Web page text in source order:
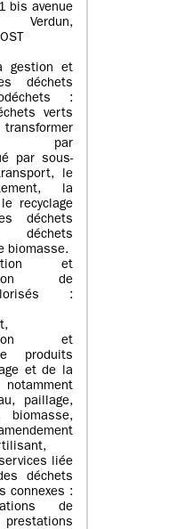
bis avenue
gestion et
déchets
:
verts
par
par sous-
le
la
recyclage
déchets
biomasse.
et
de
:
et
produits
et de la
paillage,
liée
déchets
connexes :
de